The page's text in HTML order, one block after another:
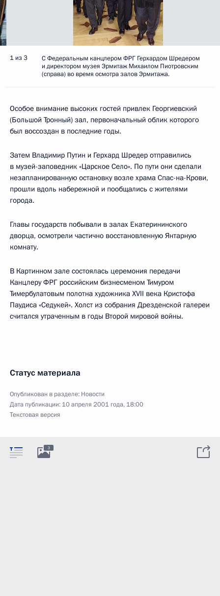
1 из 3
С Федеральным канцлером ФРГ Герхардом Шредером
и директором музея Эрмитаж Михаилом Пиотровским
(справа) во время осмотра залов Эрмитажа.
Особое внимание высоких гостей привлек Георгиевский
(Большой Тронный) зал, первоначальный облик которого
был воссоздан в последние годы.
Затем Владимир Путин и Герхард Шредер отправились
в музей-заповедник «Царское Село». По пути они сделали
незапланированную остановку возле храма Спас-на-Крови,
прошли вдоль набережной и пообщались с жителями
города.
Главы государств побывали в залах Екатерининского
дворца, осмотрели частично восстановленную Янтарную
комнату.
В Картинном зале состоялась церемония передачи
Канцлеру ФРГ российским бизнесменом Тимуром
Тимербулатовым полотна художника XVII века Кристофа
Паудиса «Седукей». Холст из собрания Дрезденской галереи
считался утраченным в годы Второй мировой войны.
Статус материала
Опубликован в разделе: Новости
Дата публикации: 10 апреля 2001 года, 18:00
Текстовая версия
3